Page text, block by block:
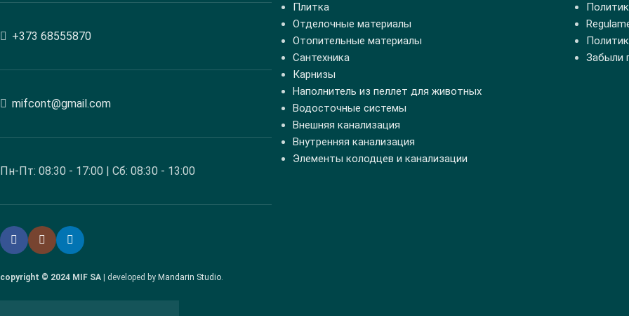
+373 68555870
mifcont@gmail.com
Пн-Пт: 08:30 - 17:00 | Сб: 08:30 - 13:00
Плитка
Отделочные материалы
Отопительные материалы
Сантехника
Карнизы
Наполнитель из пеллет для животных
Водосточные системы
Внешняя канализация
Внутренняя канализация
Элементы колодцев и канализации
Забыли
copyright © 2024 MIF SA | developed by Mandarin Studio.